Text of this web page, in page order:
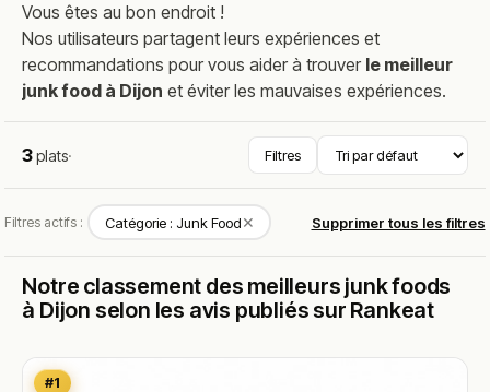
Vous êtes au bon endroit !
Nos utilisateurs partagent leurs expériences et
recommandations pour vous aider à trouver le meilleur
junk food à Dijon et éviter les mauvaises expériences.
3plats· Filtres
Filtres actifs : Catégorie : Junk Food✕ Supprimer tous les filtres
Notre classement des meilleurs junk foods
à Dijon selon les avis publiés sur Rankeat
#1